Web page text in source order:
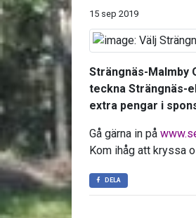
15 sep 2019
Strängnäs-Malmby
teckna Strängnäs-
extra pengar i
Gå gärna in på
Kom ihåg att kryssa
DELA